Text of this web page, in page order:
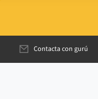
Contacta con gurú